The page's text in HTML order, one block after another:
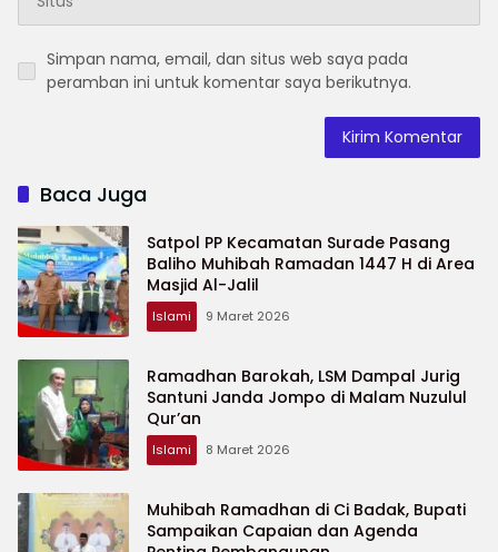
Simpan nama, email, dan situs web saya pada
peramban ini untuk komentar saya berikutnya.
Baca Juga
Satpol PP Kecamatan Surade Pasang
Baliho Muhibah Ramadan 1447 H di Area
Masjid Al-Jalil
Islami 9 Maret 2026
Ramadhan Barokah, LSM Dampal Jurig
Santuni Janda Jompo di Malam Nuzulul
Qur’an
Islami 8 Maret 2026
Muhibah Ramadhan di Ci Badak, Bupati
Sampaikan Capaian dan Agenda